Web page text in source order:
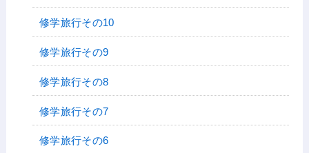
修学旅行その10
修学旅行その9
修学旅行その8
修学旅行その7
修学旅行その6